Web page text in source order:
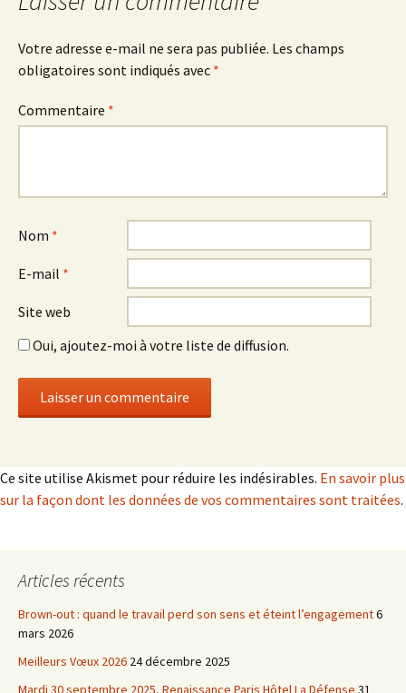
Votre adresse e-mail ne sera pas publiée. Les champs
obligatoires sont indiqués avec *
Commentaire *
Nom *
E-mail *
Site web
Oui, ajoutez-moi à votre liste de diffusion.
Ce site utilise Akismet pour réduire les indésirables. En savoir plus
sur la façon dont les données de vos commentaires sont traitées.
Articles récents
Brown-out : quand le travail perd son sens et éteint l’engagement6
mars 2026
Meilleurs Vœux 2026 24 décembre 2025
Mardi 30 septembre 2025, Renaissance Paris Hôtel La Défense 31